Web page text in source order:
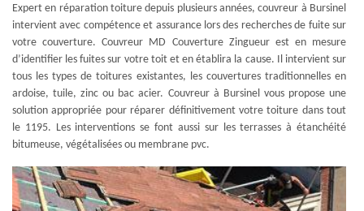
Expert en réparation toiture depuis plusieurs années, couvreur à Bursinel
intervient avec compétence et assurance lors des recherches de fuite sur
votre couverture. Couvreur MD Couverture Zingueur est en mesure
d’identifier les fuites sur votre toit et en établira la cause. Il intervient sur
tous les types de toitures existantes, les couvertures traditionnelles en
ardoise, tuile, zinc ou bac acier. Couvreur à Bursinel vous propose une
solution appropriée pour réparer définitivement votre toiture dans tout
le 1195. Les interventions se font aussi sur les terrasses à étanchéité
bitumeuse, végétalisées ou membrane pvc.